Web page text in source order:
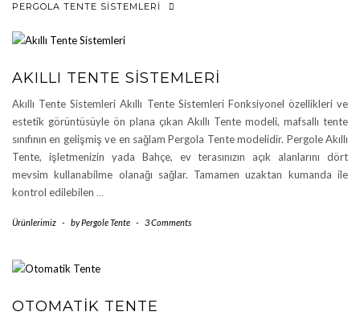
PERGOLA TENTE SISTEMLERI
AKILLI TENTE SISTEMLERI
Akıllı Tente Sistemleri Akıllı Tente Sistemleri Fonksiyonel özellikleri ve
estetik görüntüsüyle ön plana çıkan Akıllı Tente modeli, mafsallı tente
sınıfının en gelişmiş ve en sağlam Pergola Tente modelidir. Pergole Akıllı
Tente, işletmenizin yada Bahçe, ev terasınızın açık alanlarını dört
mevsim kullanabilme olanağı sağlar. Tamamen uzaktan kumanda ile
kontrol edilebilen …
Ürünlerimiz - byPergole Tente - 3 Comments
OTOMATIK TENTE